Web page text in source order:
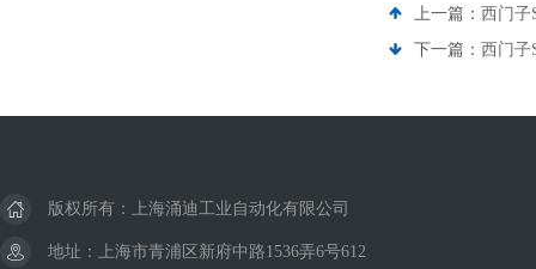
上一篇： 西门子
下一篇： 西门子
版权所有：上海涌迪工业自动化有限公司
地址：上海市青浦区新府中路1536弄6号612